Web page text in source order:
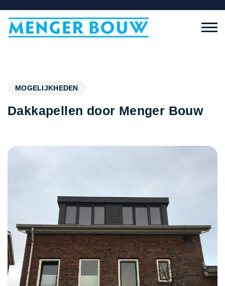
MOGELIJKHEDEN
Dakkapellen door Menger Bouw